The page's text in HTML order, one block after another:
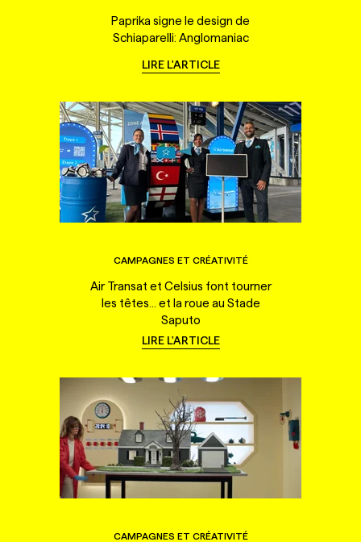
Paprika signe le design de
Schiaparelli: Anglomaniac
LIRE L'ARTICLE
CAMPAGNES ET CRÉATIVITÉ
Air Transat et Celsius font tourner
les têtes... et la roue au Stade
Saputo
LIRE L'ARTICLE
CAMPAGNES ET CRÉATIVITÉ